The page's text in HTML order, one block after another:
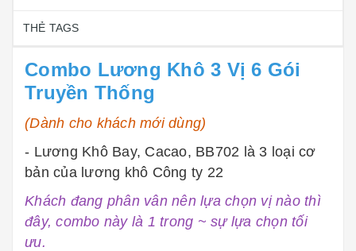
THẺ TAGS
Combo Lương Khô 3 Vị 6 Gói
Truyền Thống
(Dành cho khách mới dùng)
- Lương Khô Bay, Cacao, BB702 là 3 loại cơ
bản của lương khô Công ty 22
Khách đang phân vân nên lựa chọn vị nào thì
đây, combo này là 1 trong ~ sự lựa chọn tối
ưu.